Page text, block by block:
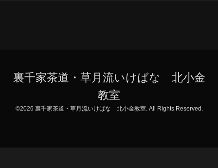
裏千家茶道・草月流いけばな 北小金
教室
©2026 裏千家茶道・草月流いけばな 北小金教室. All Rights Reserved.